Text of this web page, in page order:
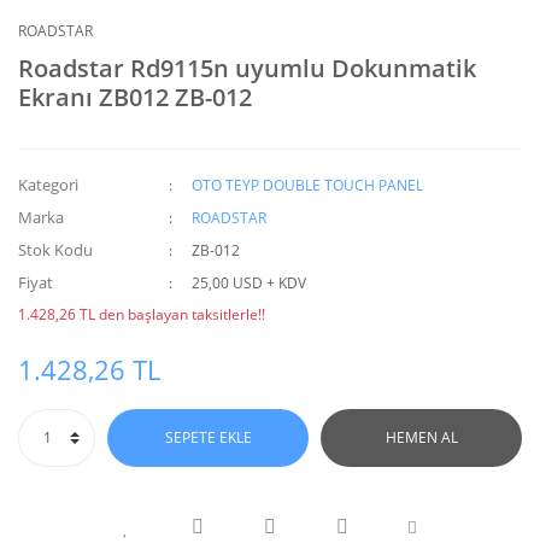
ROADSTAR
Roadstar Rd9115n uyumlu Dokunmatik
Ekranı ZB012 ZB-012
Kategori OTO TEYP DOUBLE TOUCH PANEL
Marka ROADSTAR
Stok Kodu ZB-012
Fiyat
25,00 USD + KDV
1.428,26 TL den başlayan taksitlerle!!
1.428,26 TL
SEPETE EKLE HEMEN AL